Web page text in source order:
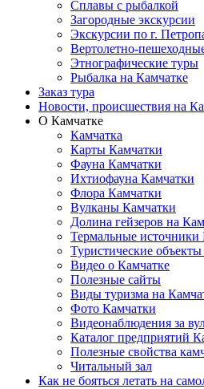
Сплавы с рыбалкой
Загородные экскурсии
Экскурсии по г.
Вертолетно-
Этнографические туры
Рыбалка на Камчатке
Заказ тура
Новости, происшествия на
О Камчатке
Камчатка
Карты Камчатки
Фауна Камчатки
Ихтиофауна Камчатки
Флора Камчатки
Вулканы Камчатки
Долина гейзеров на
Термальные источники
Туристические
Видео о Камчатке
Полезные сайты
Виды туризма на
Фото Камчатки
Видеонаблюдения за
Каталог предприятий
Полезные свойства
Читальный зал
Как не бояться летать на